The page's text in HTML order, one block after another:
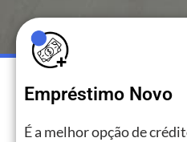
Empréstimo Novo
É a melhor opção de